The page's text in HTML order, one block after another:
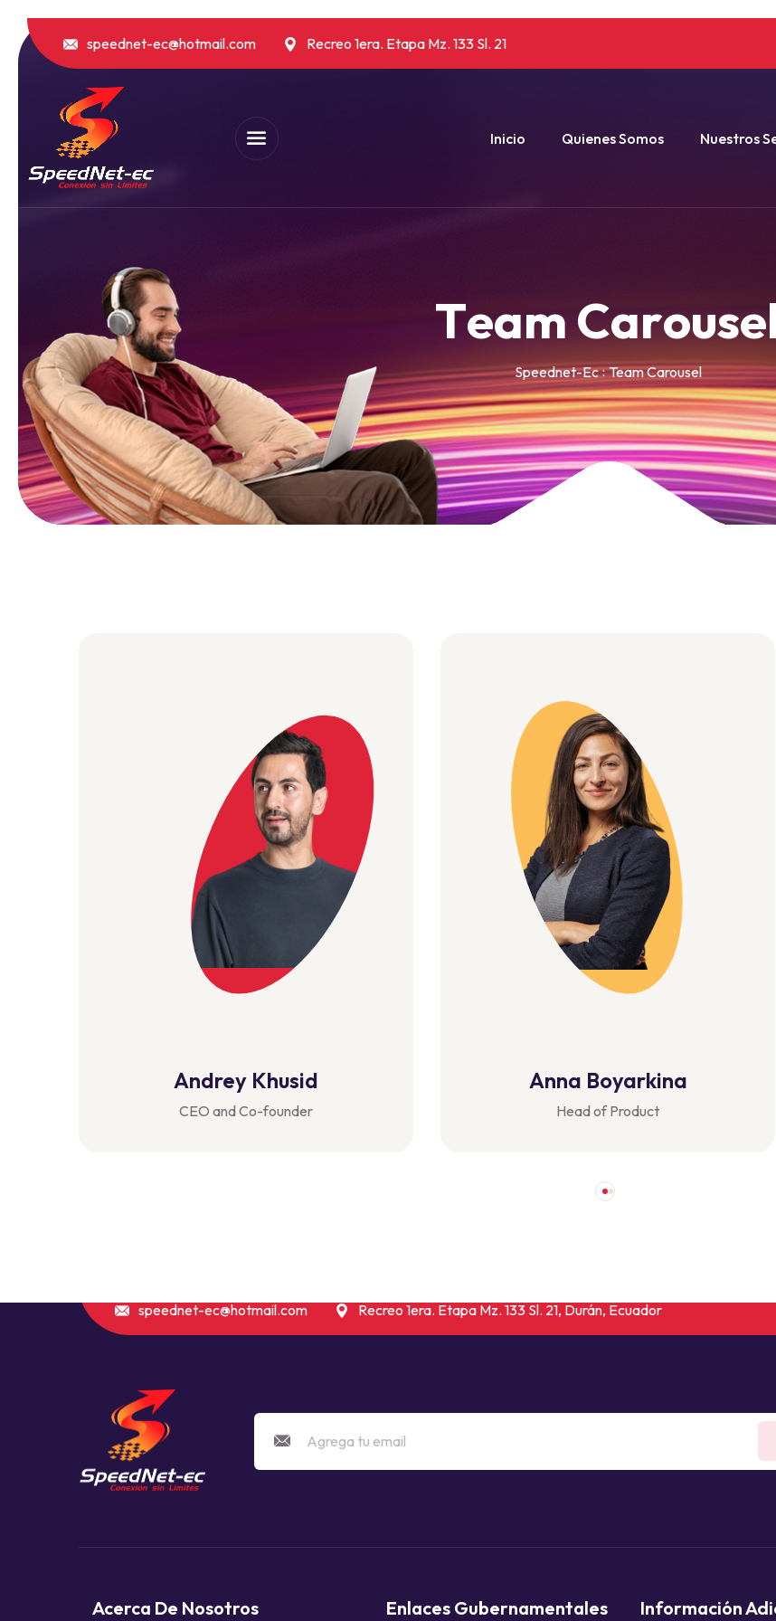
speednet-ec@hotmail.com Recreo 1era. Etapa Mz. 133 Sl. 21
Inicio Quienes Somos Nuestros
Team Carouse
Speednet-Ec Team Carousel
Anna Boyarkina
Head of Product
Eliana D Cruz
Manager
speednet-ec@hotmail.com Recreo 1era. Etapa Mz. 133 Sl. 21, Durán, Ecuador
Acerca De Nosotros Enlaces Gubernamentales Información